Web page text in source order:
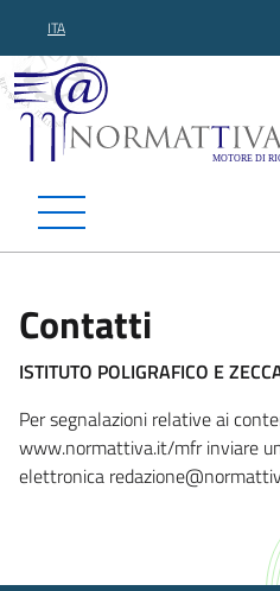
ITA
Normattiva
Contatti
ISTITUTO POLIGRAFICO E
Per segnalazioni relative ai
www.normattiva.it/mfr inviare
elettronica redazion